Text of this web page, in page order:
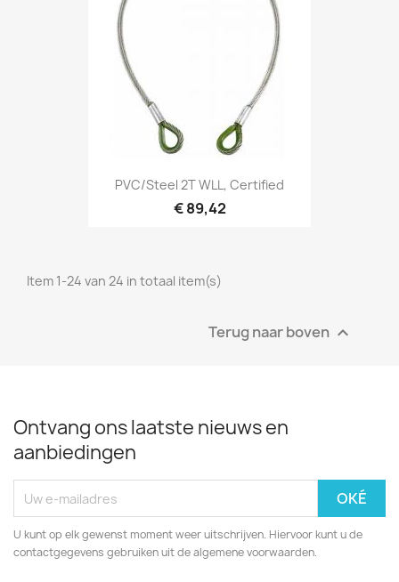
Snel bekijken
PVC/Steel 2T WLL, Certified
€ 89,42
Item 1-24 van 24 in totaal item(s)
Terug naar boven 
Ontvang ons laatste nieuws en
aanbiedingen
U kunt op elk gewenst moment weer uitschrijven. Hiervoor kunt u de
contactgegevens gebruiken uit de algemene voorwaarden.